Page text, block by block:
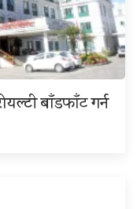
बाँडफाँट गर्न